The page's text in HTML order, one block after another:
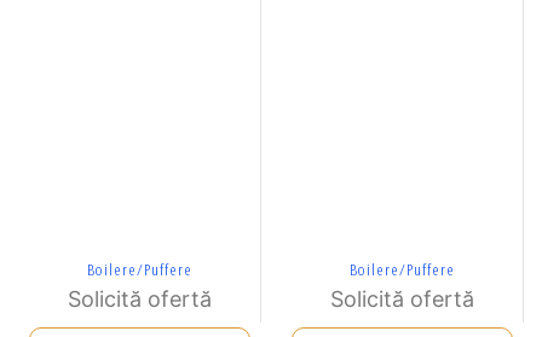
Boilere/Puffere
Solicită ofertă
Boilere/Puffere
Solicită ofertă